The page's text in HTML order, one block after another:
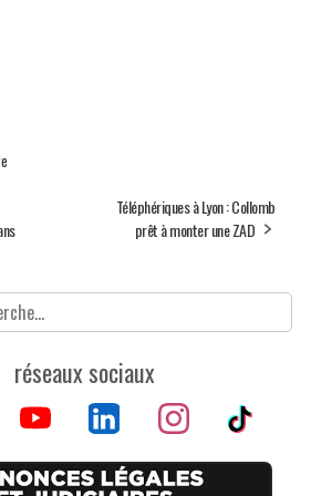
Téléphériques à Lyon : Collomb
prêt à monter une ZAD
réseaux sociaux